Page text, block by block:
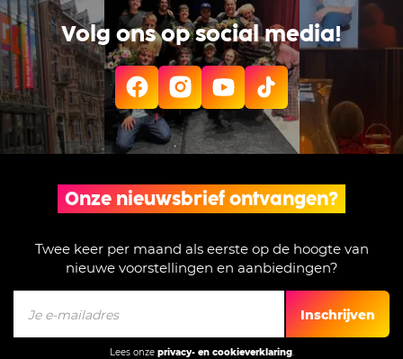
Volg ons op social media!
Onze nieuwsbrief ontvangen?
Twee keer per maand als eerste op de hoogte van
nieuwe voorstellingen en aanbiedingen?
Inschrijven
Lees onze privacy- en cookieverklaring.